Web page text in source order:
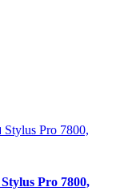
Pro 7800,